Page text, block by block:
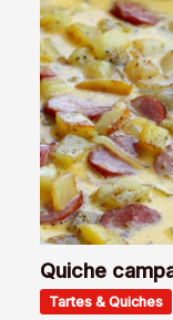
Quiche
Tartes & Quiches